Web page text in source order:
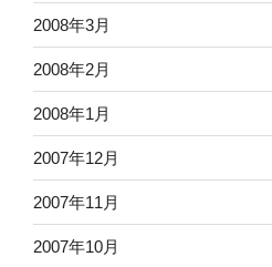
2008年3月
2008年2月
2008年1月
2007年12月
2007年11月
2007年10月